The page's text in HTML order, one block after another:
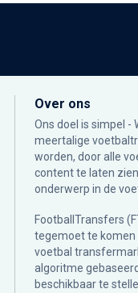
Over ons
Ons doel is simpel -
meertalige
worden, door alle
content te laten
onderwerp in de
FootballTransfers
tegemoet te komen
voetbal
algoritme
beschikbaar te